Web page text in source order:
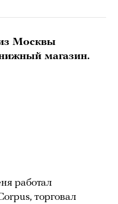
Москвы
магазин.
работал
торговал